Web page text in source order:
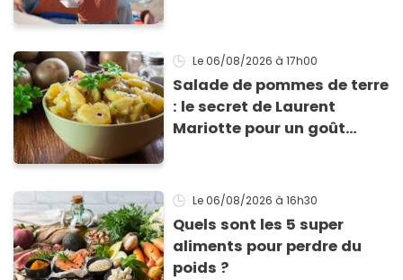
Le 06/08/2026 à 17h00
Salade de pommes de terre
: le secret de Laurent
Mariotte pour un goût
Le 06/08/2026 à 16h30
Quels sont les 5 super
aliments pour perdre du
poids ?